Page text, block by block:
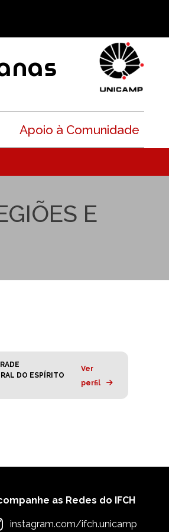
Apoio à Comunidade
E
DO ESPÍRITO
Ver
perfil
as Redes do IFCH
instagram.com/ifch.unicamp